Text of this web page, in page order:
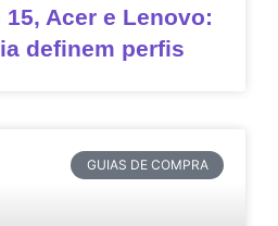
Acer e Lenovo:
definem perfis
GUIAS DE COMPRA